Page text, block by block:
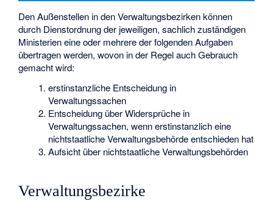
Den Außenstellen in den Verwaltungsbezirken können
durch Dienstordnung der jeweiligen, sachlich zuständigen
Ministerien eine oder mehrere der folgenden Aufgaben
übertragen werden, wovon in der Regel auch Gebrauch
gemacht wird:
erstinstanzliche Entscheidung in
Verwaltungssachen
Entscheidung über Widersprüche in
Verwaltungssachen, wenn erstinstanzlich eine
nichtstaatliche Verwaltungsbehörde entschieden hat
Aufsicht über nichtstaatliche Verwaltungsbehörden
Verwaltungsbezirke